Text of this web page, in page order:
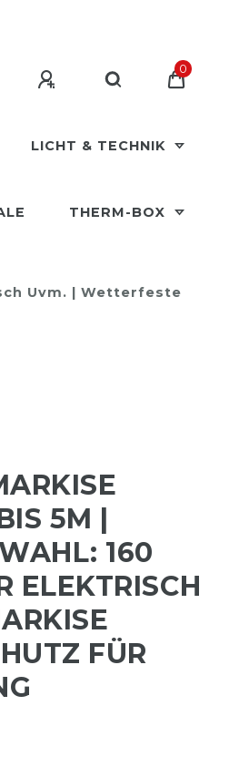
0
LICHT & TECHNIK
THERM-BOX
Uvm. | Wetterfeste
5M |
160
ELEKTRISCH
FÜR